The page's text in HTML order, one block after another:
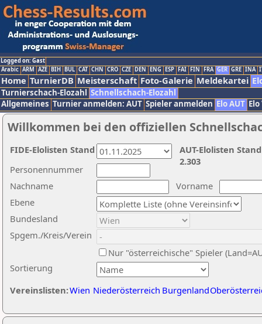
Logged on: Gast
Arabic ARM AZE BIH BUL CAT CHN CRO CZE DEN ENG ESP FAI FIN FRA GER GRE INA
Home TurnierDB Meisterschaft Foto-Galerie Meldekartei
Turnierschach-Elozahl Schnellschach-Elozahl
Allgemeines Turnier anmelden: AUT Spieler anmelden Elo AUT
Willkommen bei den offiziellen
Nachname
Vorname
Ebene
Sortierung
Personennummer
Bundesland
Spgem./Kreis/Verein
Nur "österreichische" Spieler
Vereinslisten:Wien Niederösterreich Burgenland
AUT-Elolisten
2.303
FIDE-Elolisten Stand